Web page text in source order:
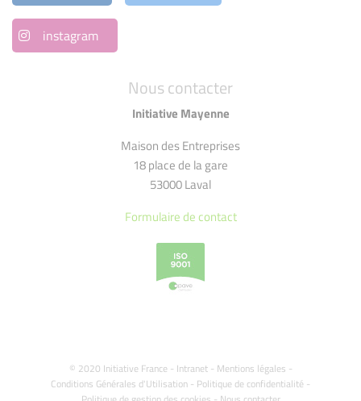
Nous contacter
Initiative Mayenne
Maison des Entreprises
18 place de la gare
53000 Laval
Formulaire de contact
© 2020 Initiative France - Intranet- Mentions légales -
Conditions Générales d'Utilisation - Politique de confidentialité -
instagram